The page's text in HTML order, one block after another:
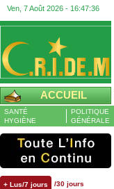
Ven, 7 Août 2026 - 16:47:37
ACCUEIL
SANTÉ
HYGIÈNE
POLITIQUE
GÉNÉRALE
+ Lus/7 jours /30 jours